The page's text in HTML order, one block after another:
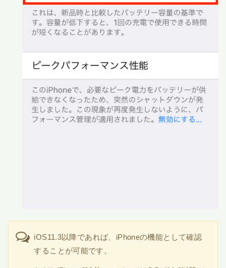
iOS11.3以降であれば、iPhoneの機能として確認
することが可能です。